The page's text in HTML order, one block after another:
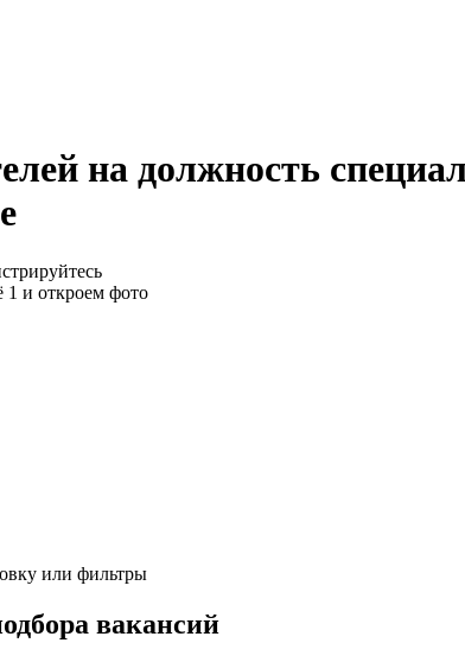
на должность
1 и откроем фото
или фильтры
вакансий